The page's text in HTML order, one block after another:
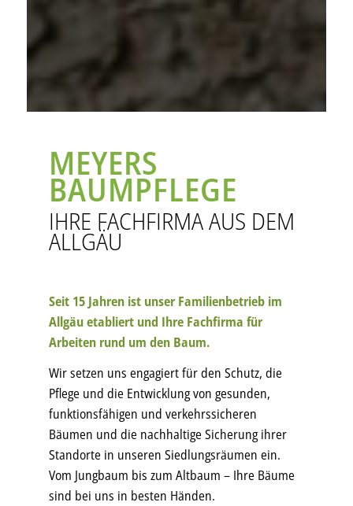
MEYERS
BAUMPFLEGE
IHRE FACHFIRMA AUS DEM
ALLGÄU
Seit 15 Jahren ist unser Familienbetrieb im
Allgäu etabliert und Ihre Fachfirma für
Arbeiten rund um den Baum.
Wir setzen uns engagiert für den Schutz, die
Pflege und die Entwicklung von gesunden,
funktionsfähigen und verkehrssicheren
Bäumen und die nachhaltige Sicherung ihrer
Standorte in unseren Siedlungsräumen ein.
Vom Jungbaum bis zum Altbaum – Ihre Bäume
sind bei uns in besten Händen.